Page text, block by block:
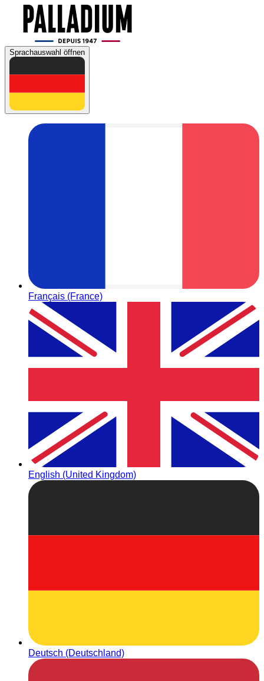
Sprachauswahl öffnen
Français (France)
English (United Kingdom)
Deutsch (Deutschland)